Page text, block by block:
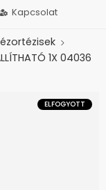
Kapcsolat
1X 04036
ELFOGYOTT